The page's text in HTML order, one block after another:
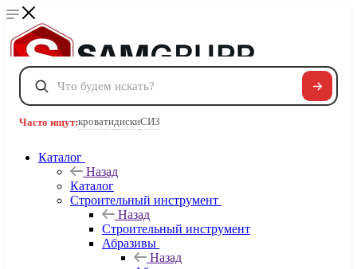
Сравнение0 Избранные товары 0 Корзина 0
Телефоны
+7 495 120-32-22
8 800 222-40-09
Заказать звонок
Часто ищут:кроватидискиСИЗ
Каталог
Назад
Каталог
Строительный инструмент
Назад
Строительный инструмент
Абразивы
Назад